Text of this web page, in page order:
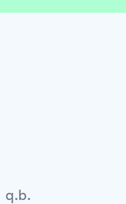
q.b.